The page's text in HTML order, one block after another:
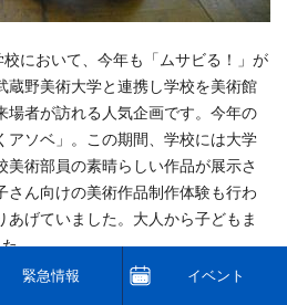
において、今年も「ムサビる！」が
蔵野美術大学と連携し学校を美術館
場者が訪れる人気企画です。今年の
アソベ」。この期間、学校には大学
美術部員の素晴らしい作品が展示さ
さん向けの美術作品制作体験も行わ
あげていました。大人から子どもま
。
緊急情報 イベント